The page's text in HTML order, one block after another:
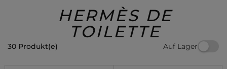
Accessoires
HERMÈS DE
TOILETTE
30 Produkt(e) Auf Lager